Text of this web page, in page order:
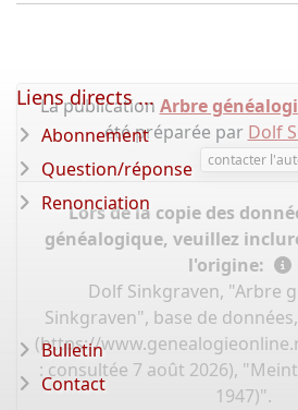
La publication Arbre
été préparée par Dolf
contacter
Lors de la copie des
généalogique, veuillez
l'origine:
Dolf Sinkgraven, "Arbre
Sinkgraven", base de données,
(https://
: consultée 7 août 2026),
1947)".
Liens directs ...
Abonnement
Question/réponse
Renonciation
Bulletin
Contact